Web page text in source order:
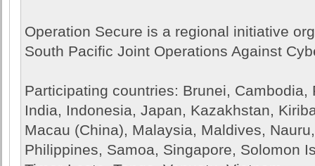
Operation Secure is a regional initiative
South Pacific Joint Operations Against
Participating countries: Brunei, Cambodia,
India, Indonesia, Japan, Kazakhstan,
Macau (China), Malaysia, Maldives,
Philippines, Samoa, Singapore, Solomon